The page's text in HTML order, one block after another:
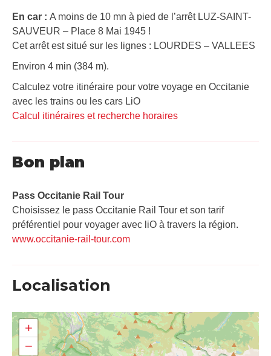
En car : A moins de 10 mn à pied de l’arrêt LUZ-SAINT-
SAUVEUR – Place 8 Mai 1945 !
Cet arrêt est situé sur les lignes : LOURDES – VALLEES
Environ 4 min (384 m).
Calculez votre itinéraire pour votre voyage en Occitanie
avec les trains ou les cars LiO
Calcul itinéraires et recherche horaires
Bon plan
Pass Occitanie Rail Tour​
Choisissez le pass Occitanie Rail Tour et son tarif
préférentiel pour voyager avec liO à travers la région.
www.occitanie-rail-tour.com
Localisation
+
−